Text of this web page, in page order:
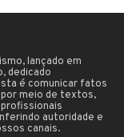
lançado em
dedicado
é comunicar fatos
meio de textos,
autoridade e
canais.